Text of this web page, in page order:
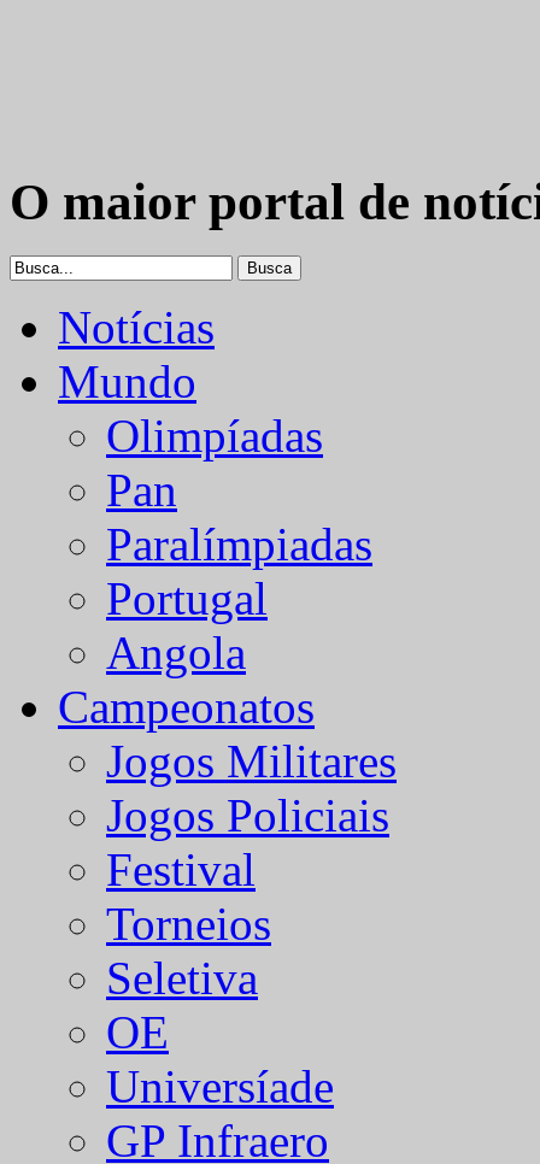
O maior portal de
Notícias
Mundo
Olimpíadas
Pan
Paralímpiadas
Portugal
Angola
Campeonatos
Jogos Militares
Jogos Policiais
Festival
Torneios
Seletiva
OE
Universíade
GP Infraero